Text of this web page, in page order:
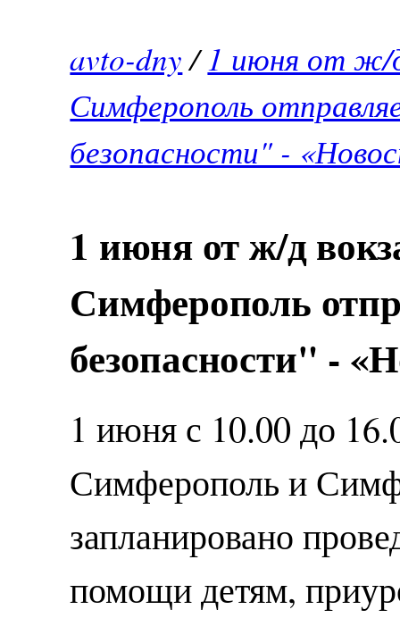
avto-dny/ 1 июня от ж/
Симферополь
безопасности" -
1 июня от ж/д
Симферополь
безопасности" -
1 июня с 10.00 до
Симферополь и
запланировано
помощи детям,